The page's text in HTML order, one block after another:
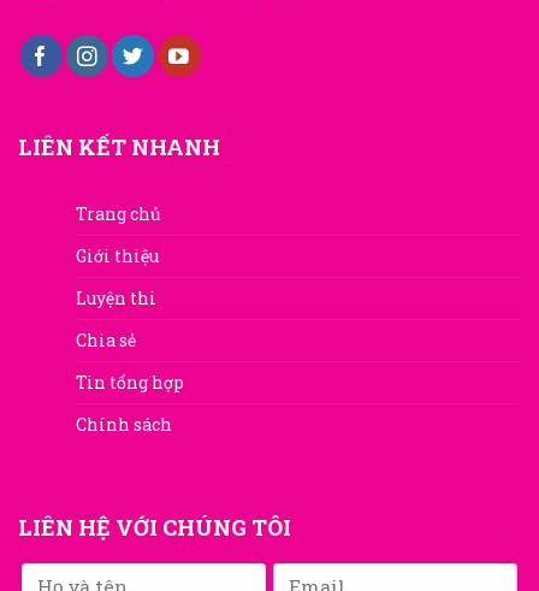
LIÊN KẾT NHANH
Trang chủ
Giới thiệu
Luyện thi
Chia sẻ
Tin tổng hợp
Chính sách
LIÊN HỆ VỚI CHÚNG TÔI